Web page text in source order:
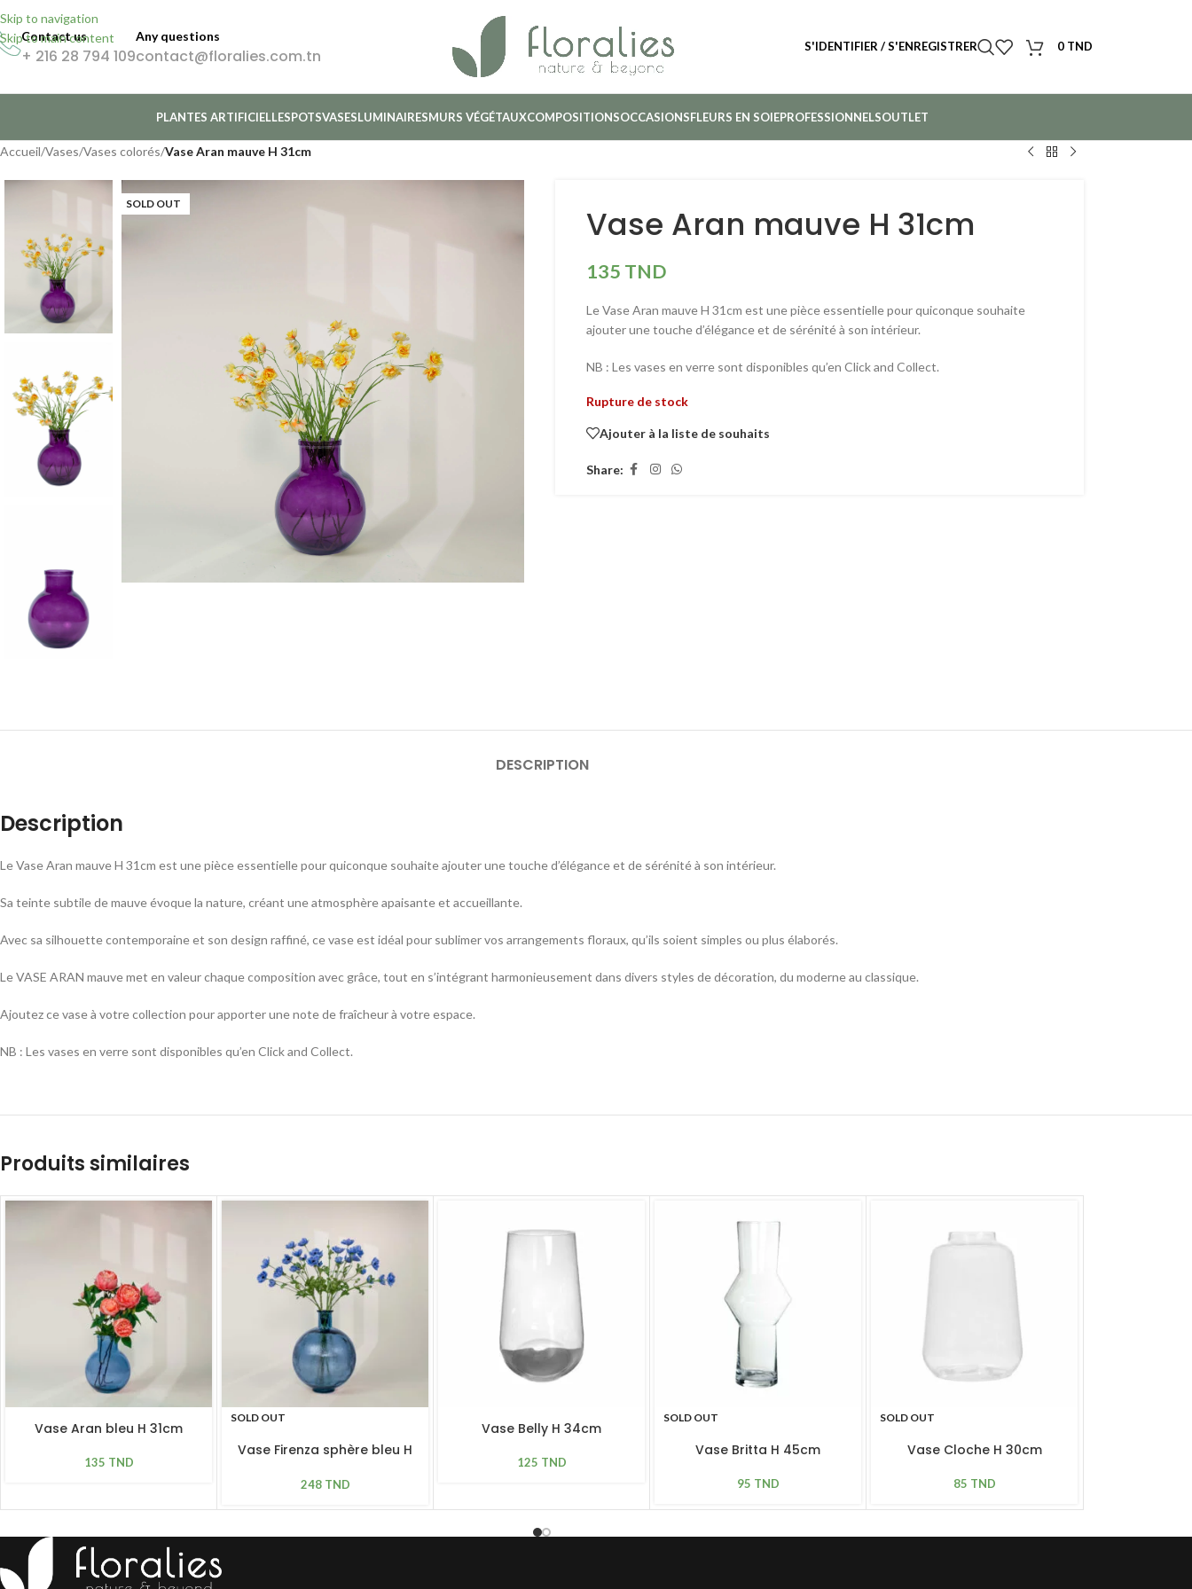
Skip to navigation
Skip to main content
Contact us
+ 216 28 794 109
Any questions
contact@floralies.com.tn S'IDENTIFIER / S'ENREGISTRER 0 TND
PLANTES ARTIFICIELLESPOTSVASESLUMINAIRESMURS VÉGÉTAUXCOMPOSITIONSOCCASIONSFLEURS EN SOIEPROFESSIONNELSOUTLET
Accueil/Vases/Vases colorés/Vase Aran mauve H 31cm
SOLD OUT Vase Aran mauve H 31cm
135 TND
Le Vase Aran mauve H 31cm est une pièce essentielle pour quiconque souhaite
ajouter une touche d’élégance et de sérénité à son intérieur.
NB : Les vases en verre sont disponibles qu’en Click and Collect.
Rupture de stock
Ajouter à la liste de souhaits
Share:
DESCRIPTION
Description
Le Vase Aran mauve H 31cm est une pièce essentielle pour quiconque souhaite ajouter une touche d’élégance et de sérénité à son intérieur.
Sa teinte subtile de mauve évoque la nature, créant une atmosphère apaisante et accueillante.
Avec sa silhouette contemporaine et son design raffiné, ce vase est idéal pour sublimer vos arrangements floraux, qu’ils soient simples ou plus élaborés.
Le VASE ARAN mauve met en valeur chaque composition avec grâce, tout en s’intégrant harmonieusement dans divers styles de décoration, du moderne au classique.
Ajoutez ce vase à votre collection pour apporter une note de fraîcheur à votre espace.
NB : Les vases en verre sont disponibles qu’en Click and Collect.
Produits similaires
Vase Aran bleu H 31cm
135 TND
SOLD OUT
Vase Firenza sphère bleu H
248 TND
Vase Belly H 34cm
125 TND
SOLD OUT
Vase Britta H 45cm
95 TND
SOLD OUT
Vase Cloche H 30cm
85 TND